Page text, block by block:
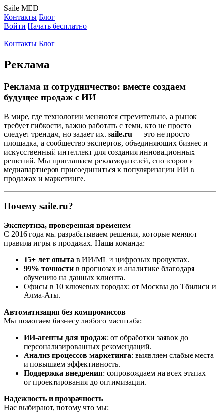
Saile MED
Контакты Блог
Войти Начать бесплатно
Контакты Блог
Реклама
Реклама и сотрудничество: вместе создаем
будущее продаж с ИИ
В мире, где технологии меняются стремительно, а рынок
требует гибкости, важно работать с теми, кто не просто
следует трендам, но задает их. saile.ru — это не просто
площадка, а сообщество экспертов, объединяющих бизнес и
искусственный интеллект для создания инновационных
решений. Мы приглашаем рекламодателей, спонсоров и
медиапартнеров присоединиться к популяризации ИИ в
продажах и маркетинге.
Почему saile.ru?
Экспертиза, проверенная временем
С 2016 года мы разрабатываем решения, которые меняют
правила игры в продажах. Наша команда:
15+ лет опыта в ИИ/ML и цифровых продуктах.
99% точности в прогнозах и аналитике благодаря
обучению на данных клиента.
Офисы в 10 ключевых городах: от Москвы до Тбилиси и
Алма-Аты.
Автоматизация без компромиссов
Мы помогаем бизнесу любого масштаба:
ИИ-агенты для продаж: от обработки заявок до
персонализированных рекомендаций.
Анализ процессов маркетинга: выявляем слабые места
и повышаем эффективность.
Поддержка внедрения: сопровождаем на всех этапах —
от проектирования до оптимизации.
Надежность и прозрачность
Нас выбирают, потому что мы: